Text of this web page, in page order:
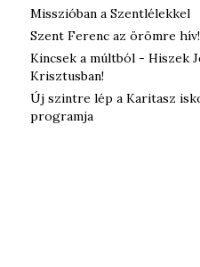
Misszióban a Szentlélekkel
Szent Ferenc az örömre hív!
Kincsek a múltból - Hiszek
Krisztusban!
Új szintre lép a Karitasz
programja